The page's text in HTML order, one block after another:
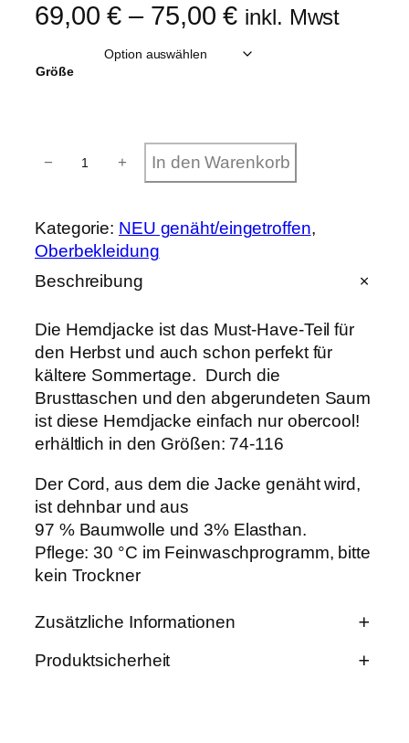
69,00€ – 75,00€ inkl. Mwst
Größe
j
a
c
e
u
s
C
o
r
a
r
y
g
r
e
e
n
M
n
e
− + In den Warenkorb
Kategorie: NEU genäht/eingetroffen
Oberbekleidung
Beschreibung
Die Hemdjacke ist das Must-Have-Teil für
den Herbst und auch schon perfekt für
kältere Sommertage. Durch die
Brusttaschen und den abgerundeten Saum
ist diese Hemdjacke einfach nur obercool!
erhältlich in den Größen: 74-116
Der Cord, aus dem die Jacke genäht wird,
ist dehnbar und aus
97 % Baumwolle und 3% Elasthan.
Pflege: 30 °C im Feinwaschprogramm, bitte
kein Trockner
Zusätzliche Informationen
Produktsicherheit